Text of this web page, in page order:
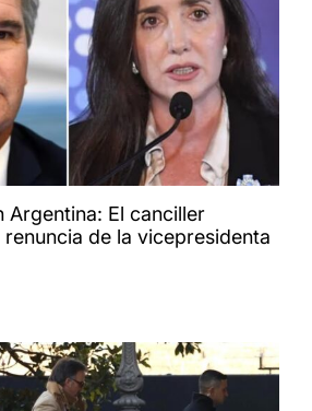
Argentina: El canciller
de la vicepresidenta